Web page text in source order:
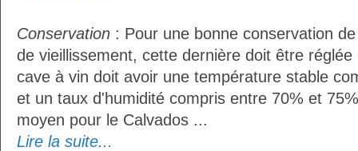
Conservation : Pour une bonne conservation
de vieillissement, cette dernière doit être réglée
cave à vin doit avoir une température stable
et un taux d'humidité compris entre 70% et
moyen pour le Calvados ...
Lire la suite...